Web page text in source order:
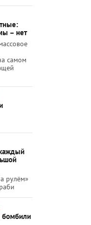
– нет
самом
рулём»
бомбили